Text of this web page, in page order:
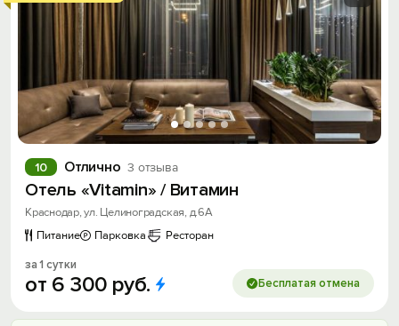
Отлично 3 отзыва
10
Отель «Vitamin» / Витамин
Краснодар, ул. Целиноградская, д.6А
Питание
Парковка Ресторан
за 1 сутки
от 6 300 руб. Бесплатая отмена